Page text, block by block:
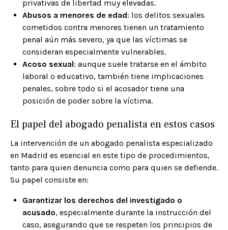
privativas de libertad muy elevadas.
Abusos a menores de edad: los delitos sexuales
cometidos contra menores tienen un tratamiento
penal aún más severo, ya que las víctimas se
consideran especialmente vulnerables.
Acoso sexual: aunque suele tratarse en el ámbito
laboral o educativo, también tiene implicaciones
penales, sobre todo si el acosador tiene una
posición de poder sobre la víctima.
El papel del abogado penalista en estos casos
La intervención de un abogado penalista especializado
en Madrid es esencial en este tipo de procedimientos,
tanto para quien denuncia como para quien se defiende.
Su papel consiste en:
Garantizar los derechos del investigado o
acusado, especialmente durante la instrucción del
caso, asegurando que se respeten los principios de